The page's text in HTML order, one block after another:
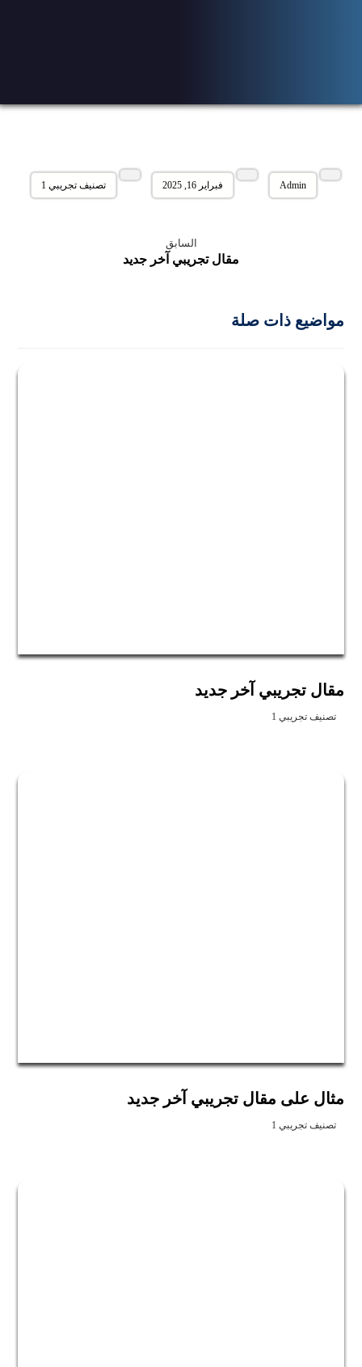
Admin فبراير 16, 2025 تصنيف تجريبي 1
السابق
مقال تجريبي آخر جديد
مواضيع ذات صلة
مقال تجريبي آخر جديد
تصنيف تجريبي 1
مثال على مقال تجريبي آخر جديد
تصنيف تجريبي 1